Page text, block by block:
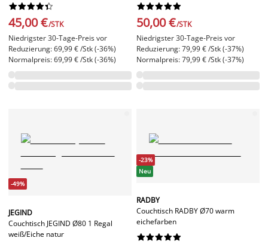






45,00 €/STK
Niedrigster 30-Tage-Preis vor
Reduzierung: 69,99 € /Stk (-36%)
Normalpreis: 69,99 € /Stk (-36%)






50,00 €/STK
Niedrigster 30-Tage-Preis vor
Reduzierung: 79,99 € /Stk (-37%)
Normalpreis: 79,99 € /Stk (-37%)
-49%
JEGIND
Couchtisch JEGIND Ø80 1 Regal
weiß/Eiche natur
-23%
Neu
RADBY
Couchtisch RADBY Ø70 warm
eichefarben





